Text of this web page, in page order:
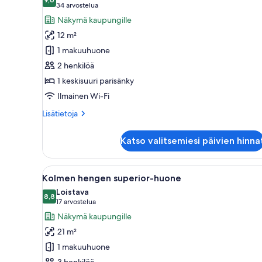
Kahden
hengen
standard-
huone
kuvat
9,6 kautta 10
34 arvostelua
(34
arvostelua)
Näkymä kaupungille
12 m²
1 makuuhuone
2 henkilöä
1 keskisuuri parisänky
Ilmainen Wi-Fi
Lisätietoja
Lisätietoja
standard-
huone
Katso valitsemiesi päivien
Avaa
kaikki
huonetyypin
Kolmen
hengen
superior-
huone
Moderni hotellihuone, jossa
6
Kolmen hengen superior-huone
8,88,8 kautta 10
Loistava
17 arvostelua
(17
arvostelua)
Näkymä kaupungille
21 m²
1 makuuhuone